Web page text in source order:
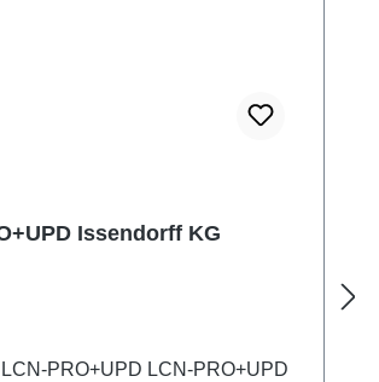
Issendorff KG
LCN-PRO+UPD LCN-PRO+UPD